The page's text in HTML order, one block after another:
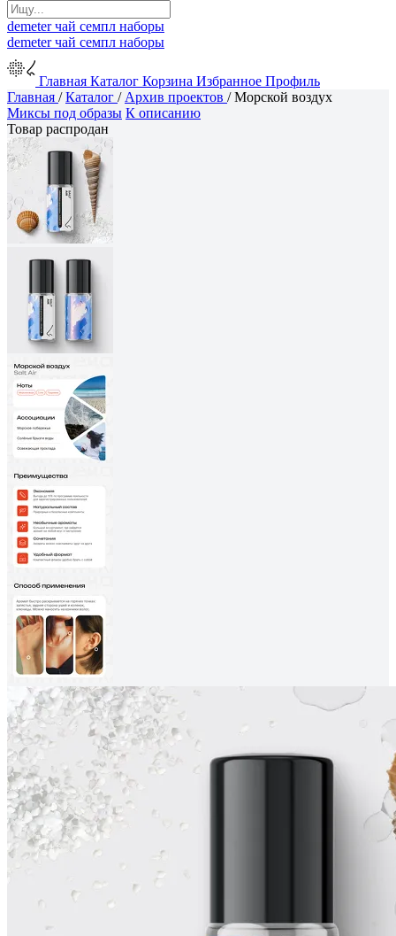
demeterчай семпл наборы
demeterчай семпл наборы
Главная Каталог Корзина Избранное Профиль
Главная /Каталог / Архив проектов /Морской воздух
Миксы под образы К описанию
Товар распродан